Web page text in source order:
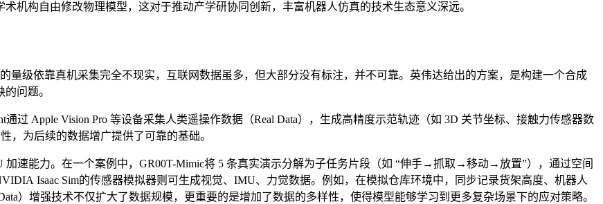
机构自由修改物理模型，这对于推动产学研协同创新，丰富机器人仿真的技术生态意义深远。
量级依靠真机采集完全不现实，互联网数据虽多，但大部分没有标注，并不可靠。英伟达给出的方案，是构建一个合成
问题。
通过 Apple Vision Pro 等设备采集人类遥操作数据（Real Data），生成高精度示范轨迹（如 3D 关节坐标、接触力传感器数
，为后续的数据增广提供了可靠的基础。
加速能力。在一个案例中，GR00T-Mimic将 5 条真实演示分解为子任务片段（如 “伸手→抓取→移动→放置”），通过空间
Isaac Sim的传感器模拟器则可生成视觉、IMU、力觉数据。例如，在模拟仓库环境中，同步记录货架高度、机器人
）增强技术不仅扩大了数据规模，更重要的是增加了数据的多样性，使得模型能够学习到更多复杂场景下的应对策略。